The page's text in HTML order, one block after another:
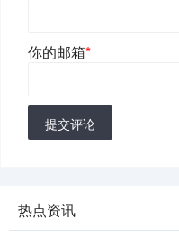
你的邮箱*
提交评论
热点资讯